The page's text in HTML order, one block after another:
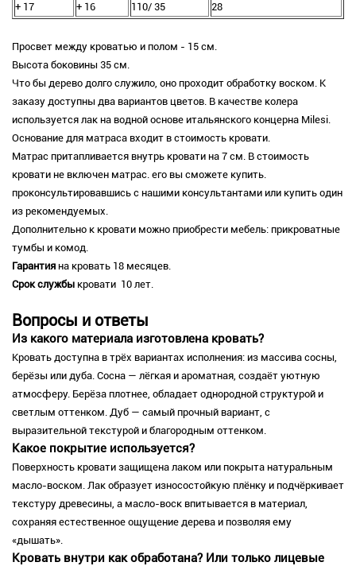
+ 17 + 16 110/ 35 28
Просвет между кроватью и полом - 15 см.
Высота боковины 35 см.
Что бы дерево долго служило, оно проходит обработку воском. К
заказу доступны два вариантов цветов. В качестве колера
используется лак на водной основе итальянского концерна Milesi.
Основание для матраса входит в стоимость кровати.
Матрас притапливается внутрь кровати на 7 см. В стоимость
кровати не включен матрас. его вы сможете купить.
проконсультировавшись с нашими консультантами или купить один
из рекомендуемых.
Дополнительно к кровати можно приобрести мебель: прикроватные
тумбы и комод.
Гарантия на кровать 18 месяцев.
Срок службы кровати 10 лет.
Вопросы и ответы
Из какого материала изготовлена кровать?
Кровать доступна в трёх вариантах исполнения: из массива сосны,
берёзы или дуба. Сосна — лёгкая и ароматная, создаёт уютную
атмосферу. Берёза плотнее, обладает однородной структурой и
светлым оттенком. Дуб — самый прочный вариант, с
выразительной текстурой и благородным оттенком.
Какое покрытие используется?
Поверхность кровати защищена лаком или покрыта натуральным
масло-воском. Лак образует износостойкую плёнку и подчёркивает
текстуру древесины, а масло-воск впитывается в материал,
сохраняя естественное ощущение дерева и позволяя ему
«дышать».
Кровать внутри как обработана? Или только лицевые